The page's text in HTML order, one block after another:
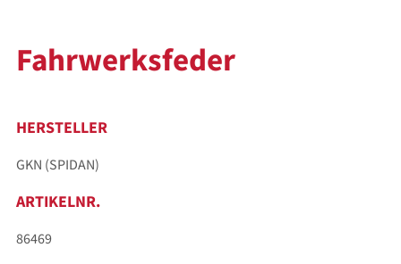
Fahrwerksfeder
HERSTELLER
GKN (SPIDAN)
ARTIKELNR.
86469